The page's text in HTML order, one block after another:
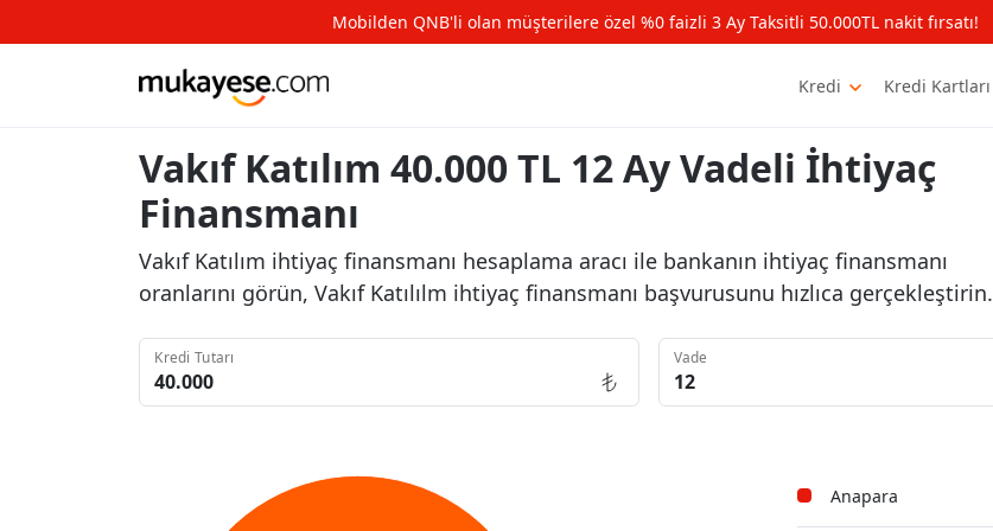
Mobilden QNB'li olan müşterilere özel %0 faizli 3 Ay Taksitli 50.000TL nakit fırsatı!
Kredi Kredi Kartları
Vakıf Katılım 40.000 TL 12 Ay Vadeli İhtiyaç
Finansmanı
Vakıf Katılım ihtiyaç finansmanı hesaplama aracı ile bankanın ihtiyaç finansmanı
oranlarını görün, Vakıf Katılılm ihtiyaç finansmanı başvurusunu hızlıca gerçekleştirin.
Kredi Tutarı Vade
Anapara